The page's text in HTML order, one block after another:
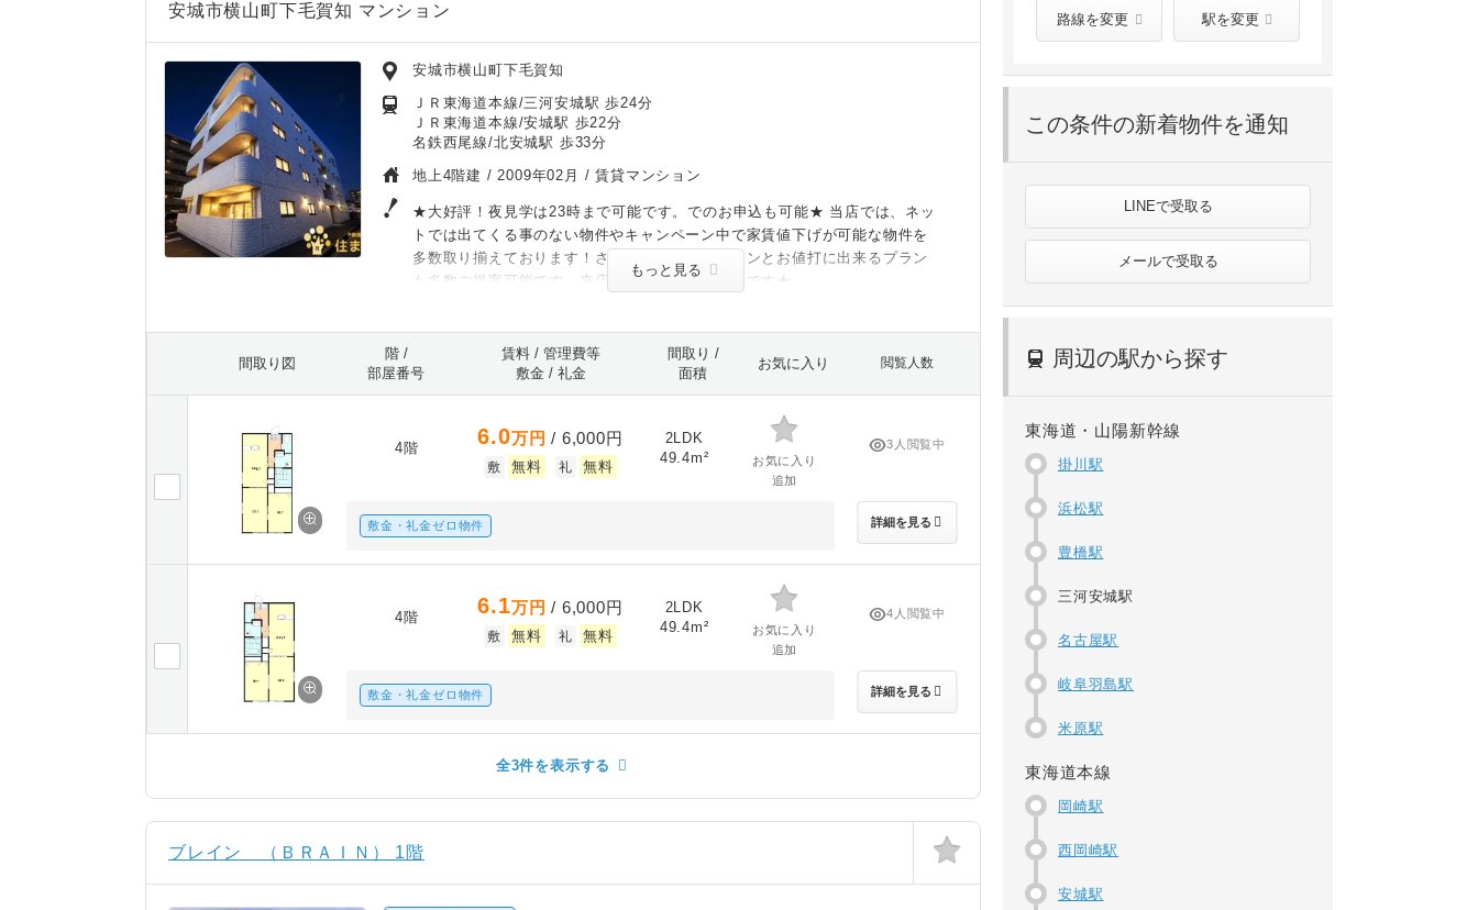
路線を変更 駅を変更
この条件の新着物件を通知
LINEで受取る
メールで受取る
周辺の駅から探す
東海道・山陽新幹線
掛川駅
浜松駅
豊橋駅
三河安城駅
名古屋駅
岐阜羽島駅
米原駅
東海道本線
岡崎駅
西岡崎駅
安城駅
安城市横山町下毛賀知 マンション
安城市横山町下毛賀知
ＪＲ東海道本線/三河安城駅 歩24分
ＪＲ東海道本線/安城駅 歩22分
名鉄西尾線/北安城駅 歩33分
地上4階建 /2009年02月 / 賃貸マンション
★大好評！夜見学は23時まで可能です。でのお申込も可能★ 当店では、ネッ
トでは出てくる事のない物件やキャンペーン中で家賃値下げが可能な物件を
多数取り揃えております！さらに初期費用がグーンとお値打に出来るプラン
も多数ご提案可能です。来店なしで契約まで可能です★
もっと見る
間取り図
階 /
部屋番号
賃料 / 管理費等
敷金 / 礼金
間取り /
面積
お気に入り 閲覧人数
4階 6.0万円 / 6,000円
敷 無料 礼 無料
2LDK
49.4m²
お気に入り
追加
敷金・礼金ゼロ物件
3人閲覧中
詳細を見る
4階 6.1万円 / 6,000円
敷 無料 礼 無料
2LDK
49.4m²
お気に入り
追加
敷金・礼金ゼロ物件
4人閲覧中
詳細を見る
全3件を表示する
ブレイン （ＢＲＡＩＮ） 1階